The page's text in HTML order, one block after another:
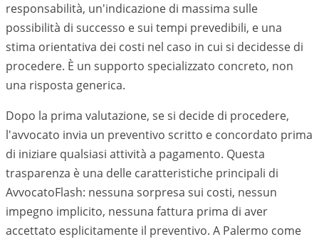
responsabilità, un'indicazione di massima sulle
possibilità di successo e sui tempi prevedibili, e una
stima orientativa dei costi nel caso in cui si decidesse di
procedere. È un supporto specializzato concreto, non
una risposta generica.
Dopo la prima valutazione, se si decide di procedere,
l'avvocato invia un preventivo scritto e concordato prima
di iniziare qualsiasi attività a pagamento. Questa
trasparenza è una delle caratteristiche principali di
AvvocatoFlash: nessuna sorpresa sui costi, nessun
impegno implicito, nessuna fattura prima di aver
accettato esplicitamente il preventivo. A Palermo come